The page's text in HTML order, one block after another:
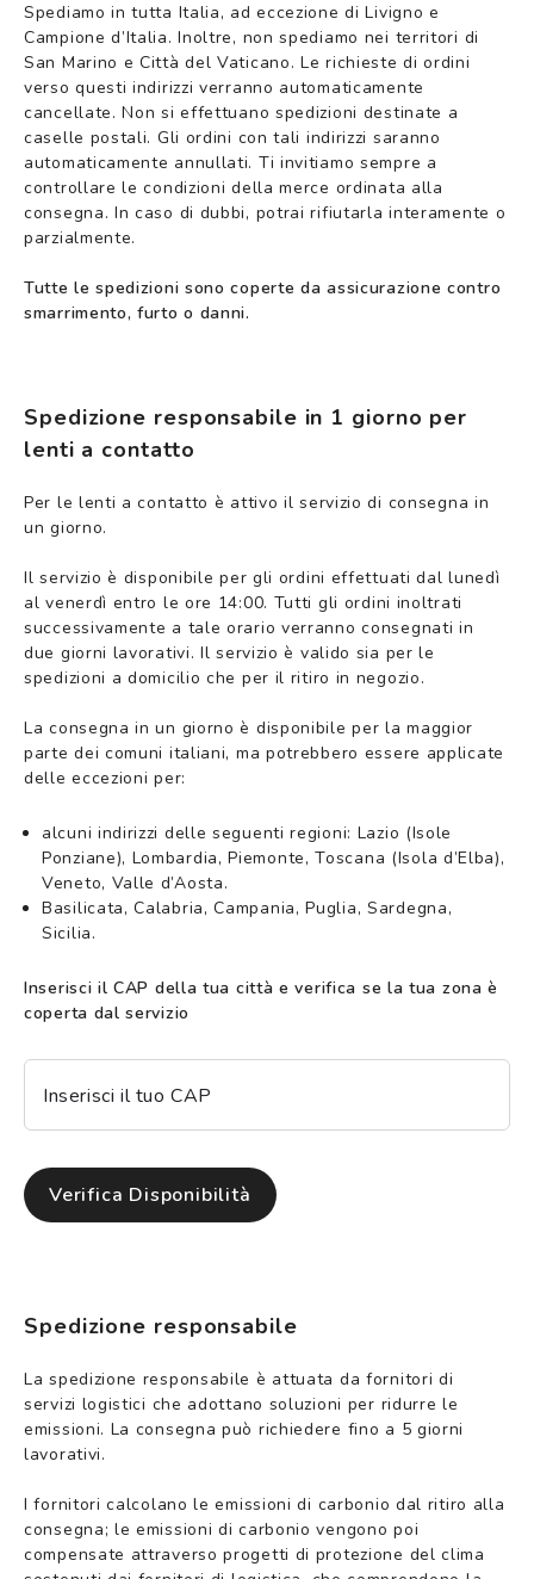
Spediamo in tutta Italia, ad eccezione di Livigno e
Campione d’Italia. Inoltre, non spediamo nei territori di
San Marino e Città del Vaticano. Le richieste di ordini
verso questi indirizzi verranno automaticamente
cancellate. Non si effettuano spedizioni destinate a
caselle postali. Gli ordini con tali indirizzi saranno
automaticamente annullati. Ti invitiamo sempre a
controllare le condizioni della merce ordinata alla
consegna. In caso di dubbi, potrai rifiutarla interamente o
parzialmente.
Tutte le spedizioni sono coperte da assicurazione contro
smarrimento, furto o danni.
Spedizione responsabile in 1 giorno per
lenti a contatto
Per le lenti a contatto è attivo il servizio di consegna in
un giorno.
Il servizio è disponibile per gli ordini effettuati dal lunedì
al venerdì entro le ore 14:00. Tutti gli ordini inoltrati
successivamente a tale orario verranno consegnati in
due giorni lavorativi. Il servizio è valido sia per le
spedizioni a domicilio che per il ritiro in negozio.
La consegna in un giorno è disponibile per la maggior
parte dei comuni italiani, ma potrebbero essere applicate
delle eccezioni per:
alcuni indirizzi delle seguenti regioni: Lazio (Isole
Ponziane), Lombardia, Piemonte, Toscana (Isola d’Elba),
Veneto, Valle d’Aosta.
Basilicata, Calabria, Campania, Puglia, Sardegna,
Sicilia.
Inserisci il CAP della tua città e verifica se la tua zona è
coperta dal servizio
Inserisci il tuo CAP
Verifica Disponibilità
Spedizione responsabile
La spedizione responsabile è attuata da fornitori di
servizi logistici che adottano soluzioni per ridurre le
emissioni. La consegna può richiedere fino a 5 giorni
lavorativi.
I fornitori calcolano le emissioni di carbonio dal ritiro alla
consegna; le emissioni di carbonio vengono poi
compensate attraverso progetti di protezione del clima